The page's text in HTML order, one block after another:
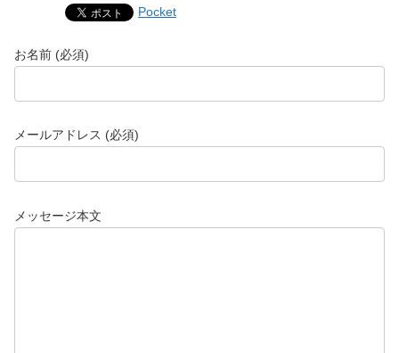
Pocket
お名前 (必須)
メールアドレス (必須)
メッセージ本文